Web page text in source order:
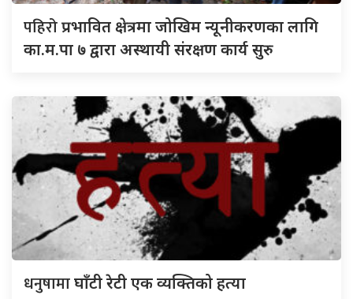
पहिरोप्रभावित क्षेत्रमा जोखिम न्यूनीकरणका लागि
का.म.पा ७ द्वारा अस्थायी संरक्षण कार्य सुरु
धनुषामाघाँटी रेटी एक व्यक्तिको हत्या